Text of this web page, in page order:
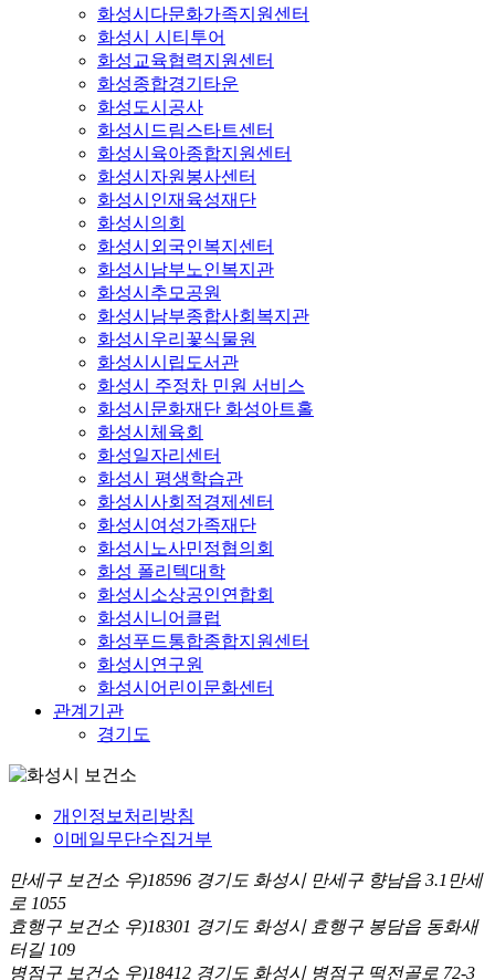
화성시다문화가족지원센터
화성시 시티투어
화성교육협력지원센터
화성종합경기타운
화성도시공사
화성시드림스타트센터
화성시육아종합지원센터
화성시자원봉사센터
화성시인재육성재단
화성시의회
화성시외국인복지센터
화성시남부노인복지관
화성시추모공원
화성시남부종합사회복지관
화성시우리꽃식물원
화성시시립도서관
화성시 주정차 민원 서비스
화성시문화재단 화성아트홀
화성시체육회
화성일자리센터
화성시 평생학습관
화성시사회적경제센터
화성시여성가족재단
화성시노사민정협의회
화성 폴리텍대학
화성시소상공인연합회
화성시니어클럽
화성푸드통합종합지원센터
화성시연구원
화성시어린이문화센터
관계기관
경기도
개인정보처리방침
이메일무단수집거부
만세구 보건소 우)18596 경기도 화성시 만세구 향남읍 3.1만세
로 1055
효행구 보건소 우)18301 경기도 화성시 효행구 봉담읍 동화새
터길 109
병점구 보건소 우)18412 경기도 화성시 병점구 떡전골로 72-3